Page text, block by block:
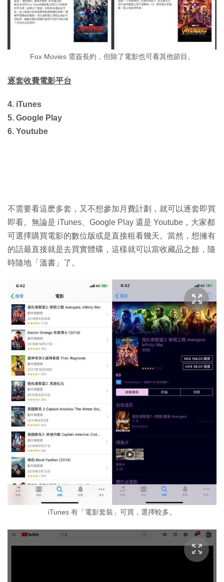
Fox Movies 需簽長約，但除了電影也可看其他節目。
逐套收費電影平台
4. iTunes
5. Google Play
6. Youtube
不需要看這麽多套，又不想參加月費計劃，就可以逐套即買
即看。無論是 iTunes、Google Play 還是 Youtube，大家都
可選擇購買電影的數位版或是直接租看幾天。當然，想擁有
的話最直接就是去買實體碟，這樣就可以當收藏品之餘，隨
時隨地「溫書」了。
iTunes 有「電影套裝」可買，選擇較多。